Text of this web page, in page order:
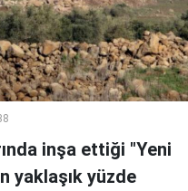
inşa ettiği "Yeni
yaklaşık yüzde